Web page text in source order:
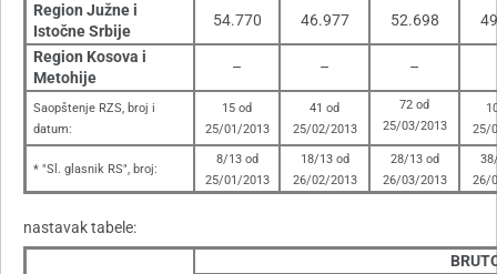
Region Južne i
Istočne Srbije
54.770 46.977 52.698
Region Kosova i
Metohije
– – –
Saopštenje RZS, broj i
datum:
15 od
25/01/2013
41 od
25/02/2013
72 od
25/03/2013
25/
* "Sl. glasnik RS", broj:
8/13 od
25/01/2013
18/13 od
26/02/2013
28/13 od
26/03/2013
26/
nastavak tabele: